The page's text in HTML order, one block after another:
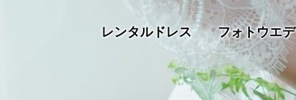
レンタルドレス フォトウエ